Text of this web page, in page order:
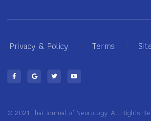
Privacy & Policy / Terms /
© 2021 Thai Journal of Neurology. All Rights